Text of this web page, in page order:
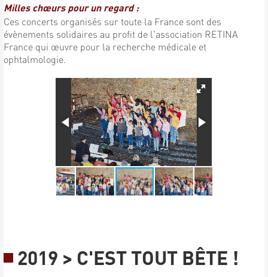
Milles chœurs pour un regard :
Ces concerts organisés sur toute la France sont des
évènements solidaires au profit de l'association RETINA
France qui œuvre pour la recherche médicale et
ophtalmologie.
2019 > C'EST TOUT BÊTE !